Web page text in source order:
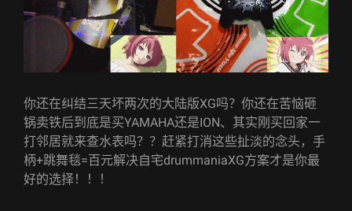
你还在纠结三天坏两次的大陆版XG吗？你还在苦恼砸
锅卖铁后到底是买YAMAHA还是ION、其实刚买回家一
打邻居就来查水表吗？？赶紧打消这些扯淡的念头，手
柄+跳舞毯=百元解决自宅drummaniaXG方案才是你最
好的选择！！！